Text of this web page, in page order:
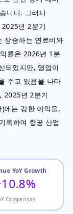
니다. 그러나
년 2분기
상승하는 연료비와
률은 2026년 1분
되었지만, 영업이
주고 있음을 나타
2025년 2분기
에는 강한 이익을,
록하여 항공 산업
YoY Growth
Comparison